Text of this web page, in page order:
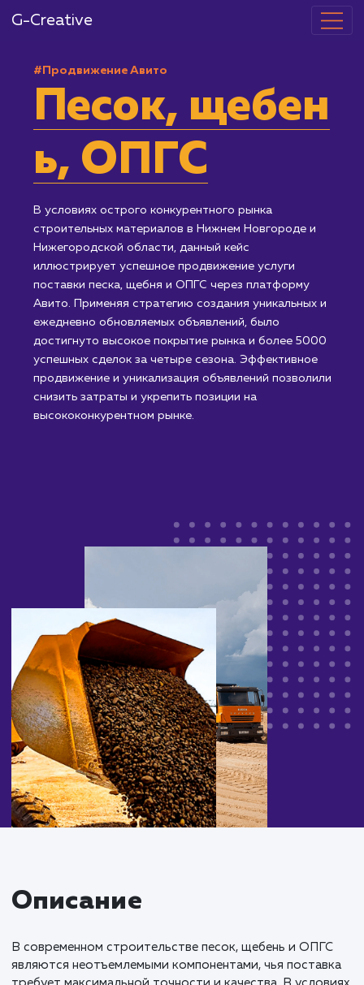
G-Creative
#Продвижение Авито
Песок,
ь, ОПГС
В условиях острого конкурентного рынка
строительных материалов в Нижнем Новгороде и
Нижегородской области, данный кейс
иллюстрирует успешное продвижение услуги
поставки песка, щебня и ОПГС через платформу
Авито. Применяя стратегию создания уникальных и
ежедневно обновляемых объявлений, было
достигнуто высокое покрытие рынка и более 5000
успешных сделок за четыре сезона. Эффективное
продвижение и уникализация объявлений